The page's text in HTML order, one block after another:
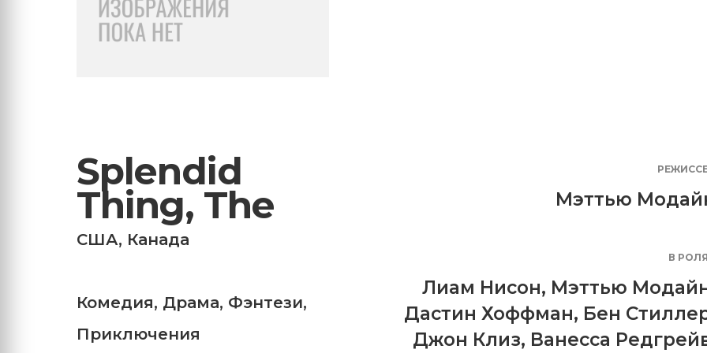
Splendid
Thing, The
США, Канада
Комедия, Драма, Фэнтези,
Приключения
Мэттью
В
Лиам Нисон, Мэттью
Дастин Хоффман, Бен
Джон Клиз, Ванесса